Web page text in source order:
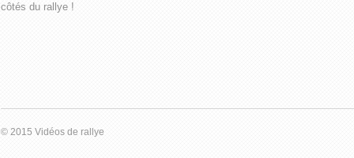
côtés du rallye !
© 2015 Vidéos de rallye